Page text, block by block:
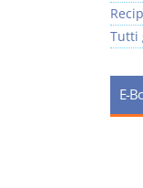
Tutti
E-